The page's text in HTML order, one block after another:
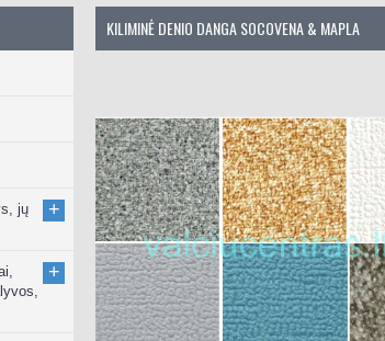
jų
+
+
KILIMINĖ DENIO DANGA SOCOVENA & MAPLA